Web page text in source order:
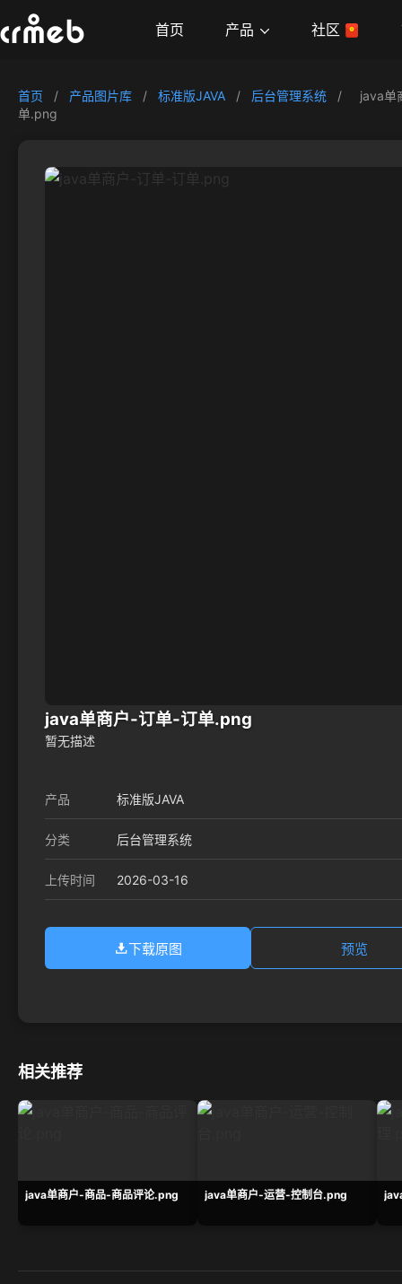
首页 产品 社区
首页 / 产品图片库 / 标准版JAVA / 后台管理系统 /
java单
单.png
java单商户-订单-订单.png
暂无描述
产品 标准版JAVA
分类 后台管理系统
上传时间 2026-03-16
下载原图 预览
相关推荐
java单商户-商品-商品评论.png java单商户-运营-控制台.png